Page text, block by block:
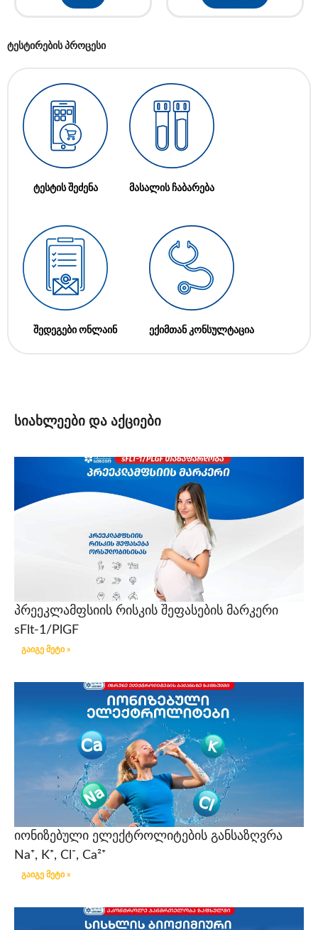
ტესტირების პროცესი
ტესტის შეძენა მასალის ჩაბარება
შედეგები ონლაინ ექიმთან კონსულტაცია
სიახლეები და აქციები
პრეეკლამფსიის რისკის შეფასების მარკერი
sFlt-1/PlGF
გაიგე მეტი »
იონიზებული ელექტროლიტების განსაზღვრა
Na⁺, K⁺, Cl⁻, Ca²⁺
გაიგე მეტი »